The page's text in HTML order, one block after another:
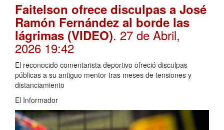
Faitelson ofrece disculpas a José
Ramón Fernández al borde las
lágrimas (VIDEO). 27 de Abril,
2026 19:42
El reconocido comentarista deportivo ofreció disculpas
públicas a su antiguo mentor tras meses de tensiones y
distanciamiento
El Informador